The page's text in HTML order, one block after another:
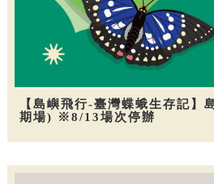
【島嶼飛行-臺灣蝶蛾生存記】
期場) ※8/13場次停辦